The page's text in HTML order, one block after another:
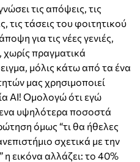
τις απόψεις, τις
τις τάσεις του φοιτητικού
για τις νέες γενιές,
χωρίς πραγματικά
μόλις κάτω από τα ένα
μας χρησιμοποιεί
ΑΙ! Ομολογώ ότι εγώ
υψηλότερα ποσοστά
όμως “τι θα ήθελες
σχετικά με την
εικόνα αλλάζει: το 40%